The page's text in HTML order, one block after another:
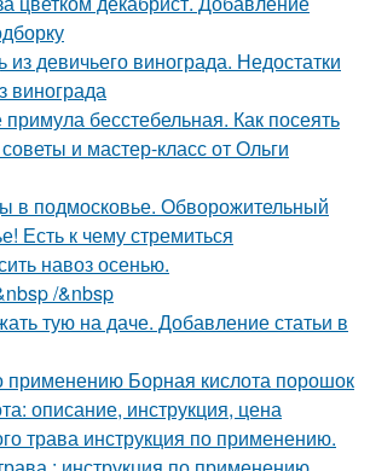
девичьего винограда. Недостатки
винограда
бесстебельная. Как посеять
и мастер-класс от Ольги
в подмосковье. Обворожительный
Есть к чему стремиться
навоз осенью.
/&nbsp
тую на даче. Добавление статьи в
применению Борная кислота порошок
описание, инструкция, цена
трава инструкция по применению.